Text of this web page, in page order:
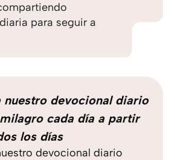
para seguir a
nuestro devocional diario
cada día a partir
los días
devocional diario